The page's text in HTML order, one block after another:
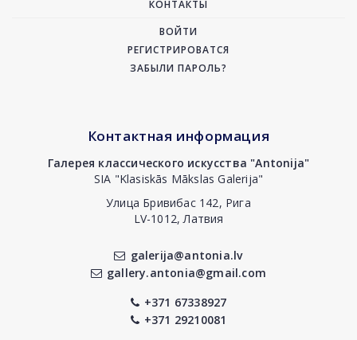
КОНТАКТЫ
ВОЙТИ
РЕГИСТРИРОВАТСЯ
ЗАБЫЛИ ПАРОЛЬ?
Контактная информация
Галерея классического искусства "Antonija"
SIA "Klasiskās Mākslas Galerija"
Улица Бривибас 142, Рига
LV-1012, Латвия
galerija@antonia.lv
gallery.antonia@gmail.com
+371 67338927
+371 29210081